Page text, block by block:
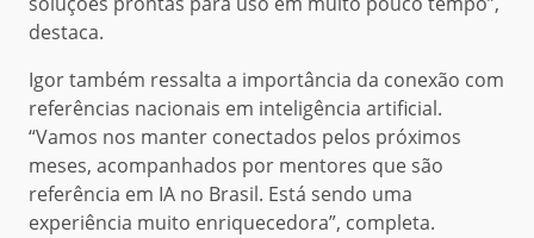
destaca.
Igor também ressalta a importância da conexão com
referências nacionais em inteligência artificial.
“Vamos nos manter conectados pelos próximos
meses, acompanhados por mentores que são
referência em IA no Brasil. Está sendo uma
experiência muito enriquecedora”, completa.